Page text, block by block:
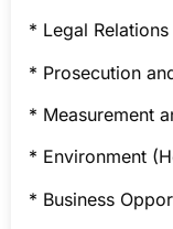
* Legal
* Prosecution
* Measurement
* Environment
* Business